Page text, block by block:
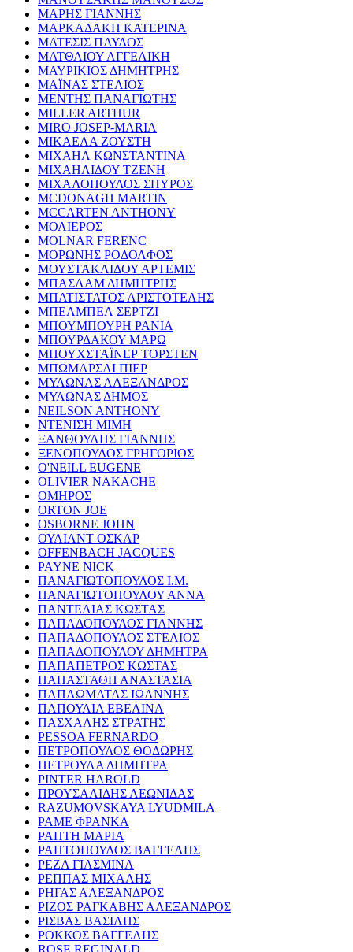
ΜΑΡΗΣ ΓΙΑΝΝΗΣ
ΜΑΡΚΑΔΑΚΗ ΚΑΤΕΡΙΝΑ
ΜΑΤΕΣΙΣ ΠΑΥΛΟΣ
ΜΑΤΘΑΙΟΥ ΑΓΓΕΛΙΚΗ
ΜΑΥΡΙΚΙΟΣ ΔΗΜΗΤΡΗΣ
ΜΑΪΝΑΣ ΣΤΕΛΙΟΣ
ΜΕΝΤΗΣ ΠΑΝΑΓΙΩΤΗΣ
MILLER ARTHUR
MIRO JOSEP-MARIA
ΜΙΚΑΕΛΑ ΖΟΥΣΤΗ
ΜΙΧΑΗΛ ΚΩΝΣΤΑΝΤΙΝΑ
ΜΙΧΑΗΛΙΔΟΥ ΤΖΕΝΗ
ΜΙΧΑΛΟΠΟΥΛΟΣ ΣΠΥΡΟΣ
MCDONAGH MARTIN
MCCARTEN ANTHONY
ΜΟΛΙΕΡΟΣ
MOLNAR FERENC
ΜΟΡΩΝΗΣ ΡΟΔΟΛΦΟΣ
ΜΟΥΣΤΑΚΛΙΔΟΥ ΑΡΤΕΜΙΣ
ΜΠΑΣΛΑΜ ΔΗΜΗΤΡΗΣ
ΜΠΑΤΙΣΤΑΤΟΣ ΑΡΙΣΤΟΤΕΛΗΣ
ΜΠΕΛΜΠΕΛ ΣΕΡΤΖΙ
ΜΠΟΥΜΠΟΥΡΗ ΡΑΝΙΑ
ΜΠΟΥΡΔΑΚΟΥ ΜΑΡΩ
ΜΠΟΥΧΣΤΑΪΝΕΡ ΤΟΡΣΤΕΝ
ΜΠΩΜΑΡΣΑΙ ΠΙΕΡ
ΜΥΛΩΝΑΣ ΑΛΕΞΑΝΔΡΟΣ
ΜΥΛΩΝΑΣ ΔΗΜΟΣ
NEILSON ANTHONY
ΝΤΕΝΙΣΗ ΜΙΜΗ
ΞΑΝΘΟΥΛΗΣ ΓΙΑΝΝΗΣ
ΞΕΝΟΠΟΥΛΟΣ ΓΡΗΓΟΡΙΟΣ
O'NEILL EUGENE
OLIVIER NAKACHE
ΟΜΗΡΟΣ
ORTON JOE
OSBORNE JOHN
ΟΥΑΙΛΝΤ ΟΣΚΑΡ
OFFENBACH JACQUES
PAYNE NICK
ΠΑΝΑΓΙΩΤΟΠΟΥΛΟΣ Ι.Μ.
ΠΑΝΑΓΙΩΤΟΠΟΥΛΟΥ ΑΝΝΑ
ΠΑΝΤΕΛΙΑΣ ΚΩΣΤΑΣ
ΠΑΠΑΔΟΠΟΥΛΟΣ ΓΙΑΝΝΗΣ
ΠΑΠΑΔΟΠΟΥΛΟΣ ΣΤΕΛΙΟΣ
ΠΑΠΑΔΟΠΟΥΛΟΥ ΔΗΜΗΤΡΑ
ΠΑΠΑΠΕΤΡΟΣ ΚΩΣΤΑΣ
ΠΑΠΑΣΤΑΘΗ ΑΝΑΣΤΑΣΙΑ
ΠΑΠΛΩΜΑΤΑΣ ΙΩΑΝΝΗΣ
ΠΑΠΟΥΛΙΑ ΕΒΕΛΙΝΑ
ΠΑΣΧΑΛΗΣ ΣΤΡΑΤΗΣ
PESSOA FERNARDO
ΠΕΤΡΟΠΟΥΛΟΣ ΘΟΔΩΡΗΣ
ΠΕΤΡΟΥΛΑ ΔΗΜΗΤΡΑ
PINTER HAROLD
ΠΡΟΥΣΑΛΙΔΗΣ ΛΕΩΝΙΔΑΣ
RAZUMOVSKAYA LYUDMILA
ΡΑΜΕ ΦΡΑΝΚΑ
ΡΑΠΤΗ ΜΑΡΙΑ
ΡΑΠΤΟΠΟΥΛΟΣ ΒΑΓΓΕΛΗΣ
ΡΕΖΑ ΓΙΑΣΜΙΝΑ
ΡΕΠΠΑΣ ΜΙΧΑΛΗΣ
ΡΗΓΑΣ ΑΛΕΞΑΝΔΡΟΣ
ΡΙΖΟΣ ΡΑΓΚΑΒΗΣ ΑΛΕΞΑΝΔΡΟΣ
ΡΙΣΒΑΣ ΒΑΣΙΛΗΣ
ΡΟΚΚΟΣ ΒΑΓΓΕΛΗΣ
ROSE REGINALD